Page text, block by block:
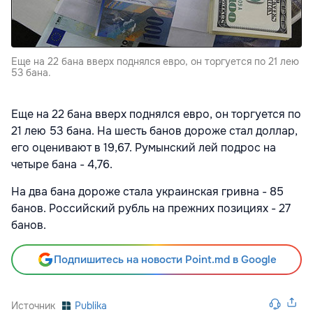
Еще на 22 бана вверх поднялся евро, он торгуется по 21 лею
53 бана.
Еще на 22 бана вверх поднялся евро, он торгуется по
21 лею 53 бана. На шесть банов дороже стал доллар,
его оценивают в 19,67. Румынский лей подрос на
четыре бана - 4,76.
На два бана дороже стала украинская гривна - 85
банов. Российский рубль на прежних позициях - 27
банов.
Подпишитесь на новости Point.md в Google
Источник Publika